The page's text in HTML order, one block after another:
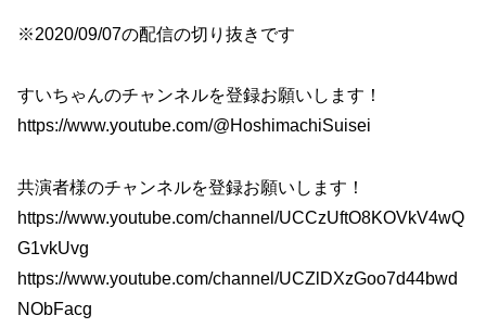
※2020/09/07の配信の切り抜きです
すいちゃんのチャンネルを登録お願いします！
https://www.youtube.com/@HoshimachiSuisei
共演者様のチャンネルを登録お願いします！
https://www.youtube.com/channel/UCCzUftO8KOVkV4wQ
G1vkUvg
https://www.youtube.com/channel/UCZlDXzGoo7d44bwd
NObFacg